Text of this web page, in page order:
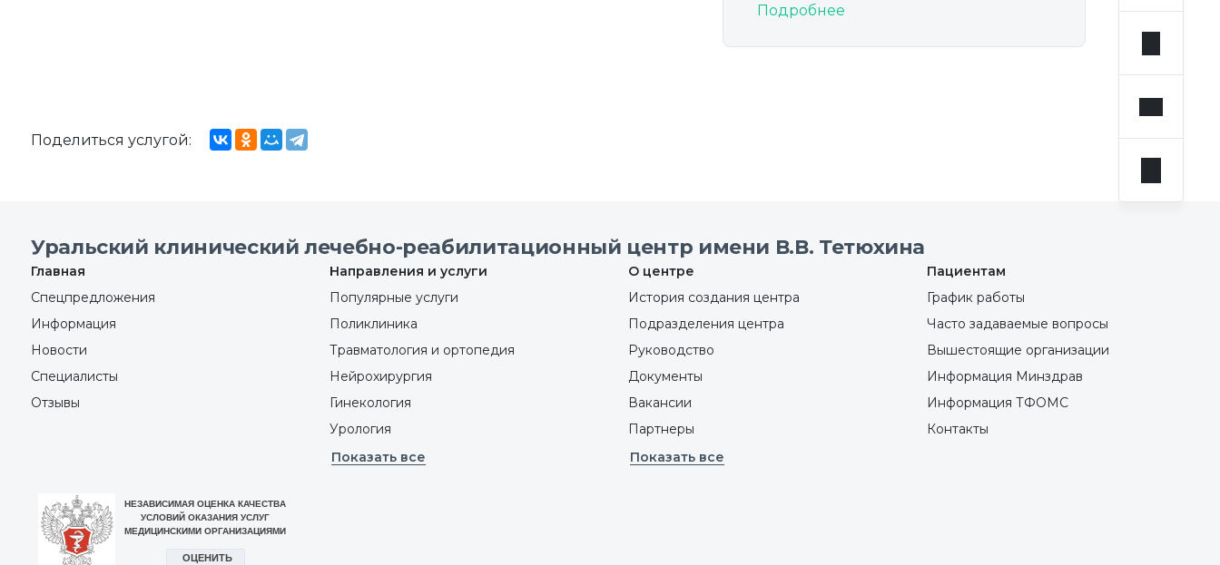
Подробнее
Поделиться услугой:
Уральский клинический лечебно-реабилитационный центр имени В.В. Тетюхина
Главная
Спецпредложения
Информация
Новости
Специалисты
Отзывы
Направления и услуги
Популярные услуги
Поликлиника
Травматология и ортопедия
Нейрохирургия
Гинекология
Урология
Показать все
О центре
История создания центра
Подразделения центра
Руководство
Документы
Вакансии
Партнеры
Показать все
Пациентам
График работы
Часто задаваемые вопросы
Вышестоящие организации
Информация Минздрав
Информация ТФОМС
Контакты